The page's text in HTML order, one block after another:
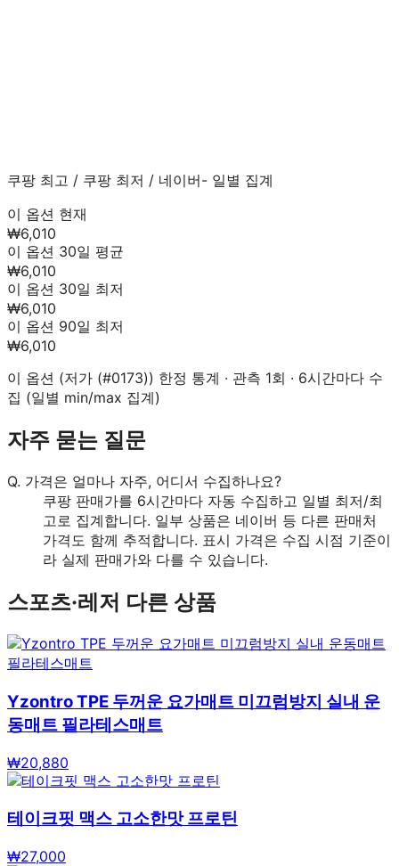
쿠팡 최고 / 쿠팡 최저 / 네이버- 일별 집계
이 옵션 현재
₩6,010
이 옵션 30일 평균
₩6,010
이 옵션 30일 최저
₩6,010
이 옵션 90일 최저
₩6,010
이 옵션 (저가 (#0173)) 한정 통계 · 관측 1회 · 6시간마다 수
집 (일별 min/max 집계)
자주 묻는 질문
Q. 가격은 얼마나 자주, 어디서 수집하나요?
쿠팡 판매가를 6시간마다 자동 수집하고 일별 최저/최
고로 집계합니다. 일부 상품은 네이버 등 다른 판매처
가격도 함께 추적합니다. 표시 가격은 수집 시점 기준이
라 실제 판매가와 다를 수 있습니다.
스포츠·레저 다른 상품
Yzontro TPE 두꺼운 요가매트 미끄럼방지 실내 운
동매트 필라테스매트
₩20,880
테이크핏 맥스 고소한맛 프로틴
₩27,000